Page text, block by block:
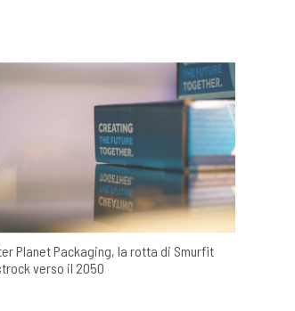
Planet Packaging, la rotta di Smurfit
verso il 2050